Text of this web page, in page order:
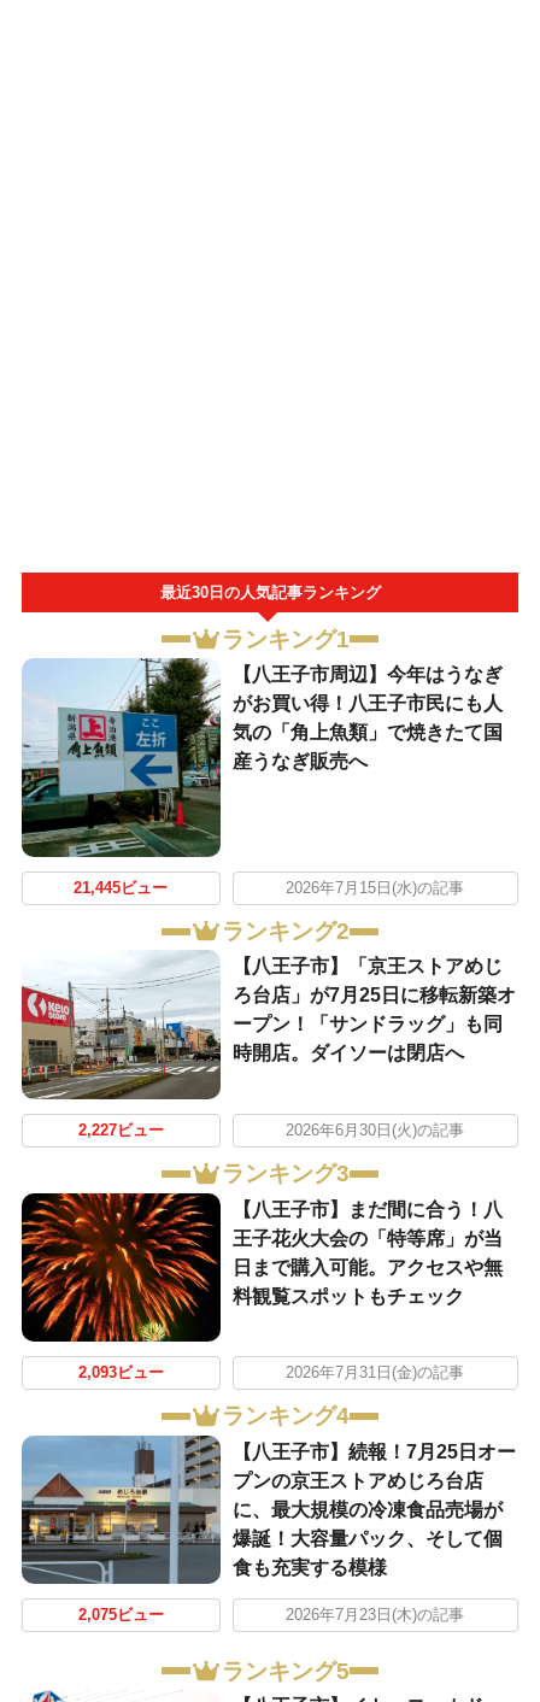
最近30日の人気記事ランキング
ランキング1
【八王子市周辺】今年はうなぎ
がお買い得！八王子市民にも人
気の「角上魚類」で焼きたて国
産うなぎ販売へ
21,445ビュー 2026年7月15日(水)の記事
ランキング2
【八王子市】「京王ストアめじ
ろ台店」が7月25日に移転新築オ
ープン！「サンドラッグ」も同
時開店。ダイソーは閉店へ
2,227ビュー 2026年6月30日(火)の記事
ランキング3
【八王子市】まだ間に合う！八
王子花火大会の「特等席」が当
日まで購入可能。アクセスや無
料観覧スポットもチェック
2,093ビュー 2026年7月31日(金)の記事
ランキング4
【八王子市】続報！7月25日オー
プンの京王ストアめじろ台店
に、最大規模の冷凍食品売場が
爆誕！大容量パック、そして個
食も充実する模様
2,075ビュー 2026年7月23日(木)の記事
ランキング5